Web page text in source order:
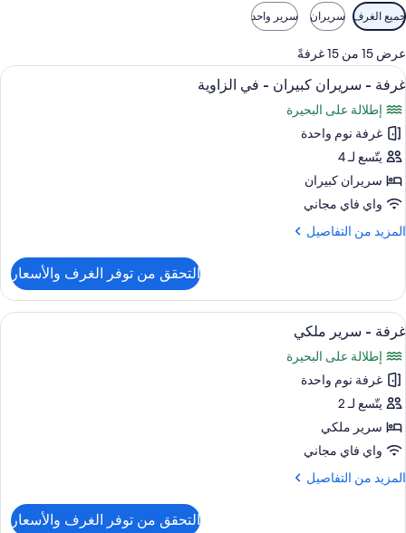
عوامل
التصفية
المتاحة
للغرف
جميع الغرف سريران سرير واحد
عرض 15 من 15 غرفةً
استعراض
جميع
صور
غرفة
-
سريران
كبيران
-
في
أغطية فراش متميزة وخزنة داخل الغرفة
4
غرفة - سريران كبيران - في الزاوية
إطلالة على البحيرة
غرفة نوم واحدة
يتّسع لـ 4
سريران كبيران
واي فاي مجاني
المزيد من التفاصيل
المزيد
غرفة
سريران
كبيران
-
في
الزاوية
التحقق من توفر الغرف والأسعار
استعراض
جميع
صور
غرفة
-
سرير
ملكي
أغطية فراش متميزة وخزنة داخل الغرفة
5
غرفة - سرير ملكي
إطلالة على البحيرة
غرفة نوم واحدة
يتّسع لـ 2
سرير ملكي
واي فاي مجاني
المزيد من التفاصيل
المزيد
التحقق من توفر الغرف والأسعار